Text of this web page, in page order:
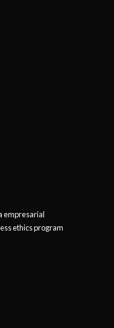
empresarial
ethics program